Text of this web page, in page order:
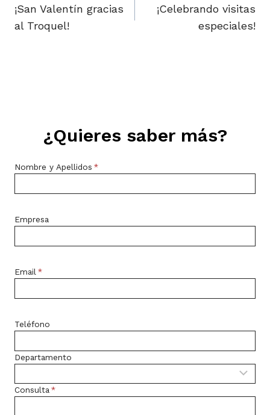
de
entradas
¡San Valentín gracias
al Troquel!
¡Celebrando visitas
especiales!
¿Quieres saber más?
Nombre y Apellidos *
Empresa
Email *
Teléfono
Departamento
Consulta*